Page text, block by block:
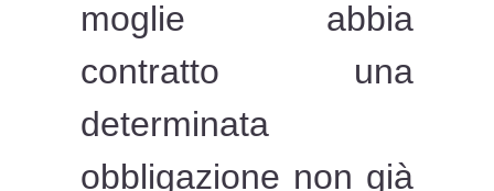
moglie abbia
contratto una
determinata
obbligazione non già